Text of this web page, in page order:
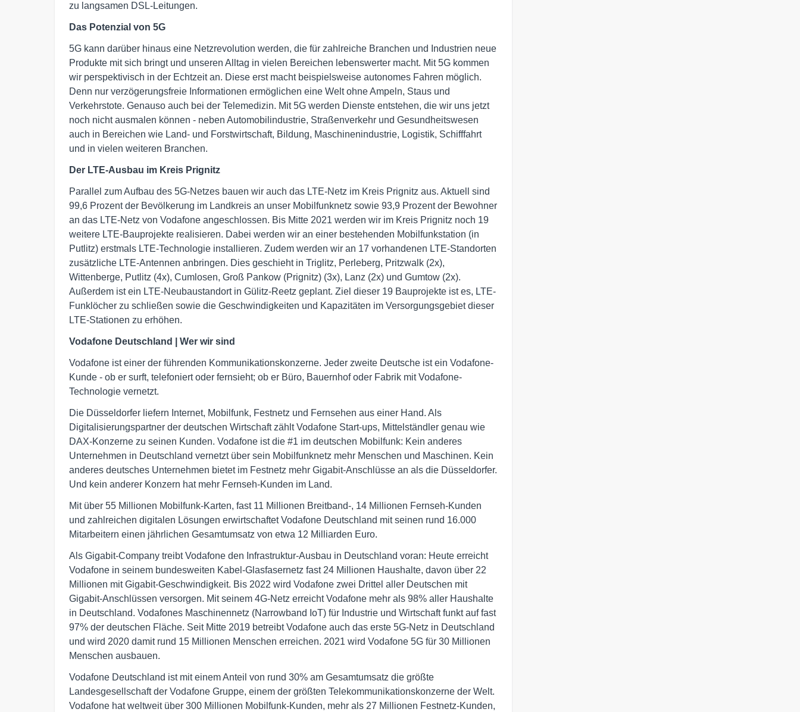
zu langsamen DSL-Leitungen.
Das Potenzial von 5G
5G kann darüber hinaus eine Netzrevolution werden, die für zahlreiche Branchen und Industrien neue
Produkte mit sich bringt und unseren Alltag in vielen Bereichen lebenswerter macht. Mit 5G kommen
wir perspektivisch in der Echtzeit an. Diese erst macht beispielsweise autonomes Fahren möglich.
Denn nur verzögerungsfreie Informationen ermöglichen eine Welt ohne Ampeln, Staus und
Verkehrstote. Genauso auch bei der Telemedizin. Mit 5G werden Dienste entstehen, die wir uns jetzt
noch nicht ausmalen können - neben Automobilindustrie, Straßenverkehr und Gesundheitswesen
auch in Bereichen wie Land- und Forstwirtschaft, Bildung, Maschinenindustrie, Logistik, Schifffahrt
und in vielen weiteren Branchen.
Der LTE-Ausbau im Kreis Prignitz
Parallel zum Aufbau des 5G-Netzes bauen wir auch das LTE-Netz im Kreis Prignitz aus. Aktuell sind
99,6 Prozent der Bevölkerung im Landkreis an unser Mobilfunknetz sowie 93,9 Prozent der Bewohner
an das LTE-Netz von Vodafone angeschlossen. Bis Mitte 2021 werden wir im Kreis Prignitz noch 19
weitere LTE-Bauprojekte realisieren. Dabei werden wir an einer bestehenden Mobilfunkstation (in
Putlitz) erstmals LTE-Technologie installieren. Zudem werden wir an 17 vorhandenen LTE-Standorten
zusätzliche LTE-Antennen anbringen. Dies geschieht in Triglitz, Perleberg, Pritzwalk (2x),
Wittenberge, Putlitz (4x), Cumlosen, Groß Pankow (Prignitz) (3x), Lanz (2x) und Gumtow (2x).
Außerdem ist ein LTE-Neubaustandort in Gülitz-Reetz geplant. Ziel dieser 19 Bauprojekte ist es, LTE-
Funklöcher zu schließen sowie die Geschwindigkeiten und Kapazitäten im Versorgungsgebiet dieser
LTE-Stationen zu erhöhen.
Vodafone Deutschland | Wer wir sind
Vodafone ist einer der führenden Kommunikationskonzerne. Jeder zweite Deutsche ist ein Vodafone-
Kunde - ob er surft, telefoniert oder fernsieht; ob er Büro, Bauernhof oder Fabrik mit Vodafone-
Technologie vernetzt.
Die Düsseldorfer liefern Internet, Mobilfunk, Festnetz und Fernsehen aus einer Hand. Als
Digitalisierungspartner der deutschen Wirtschaft zählt Vodafone Start-ups, Mittelständler genau wie
DAX-Konzerne zu seinen Kunden. Vodafone ist die #1 im deutschen Mobilfunk: Kein anderes
Unternehmen in Deutschland vernetzt über sein Mobilfunknetz mehr Menschen und Maschinen. Kein
anderes deutsches Unternehmen bietet im Festnetz mehr Gigabit-Anschlüsse an als die Düsseldorfer.
Und kein anderer Konzern hat mehr Fernseh-Kunden im Land.
Mit über 55 Millionen Mobilfunk-Karten, fast 11 Millionen Breitband-, 14 Millionen Fernseh-Kunden
und zahlreichen digitalen Lösungen erwirtschaftet Vodafone Deutschland mit seinen rund 16.000
Mitarbeitern einen jährlichen Gesamtumsatz von etwa 12 Milliarden Euro.
Als Gigabit-Company treibt Vodafone den Infrastruktur-Ausbau in Deutschland voran: Heute erreicht
Vodafone in seinem bundesweiten Kabel-Glasfasernetz fast 24 Millionen Haushalte, davon über 22
Millionen mit Gigabit-Geschwindigkeit. Bis 2022 wird Vodafone zwei Drittel aller Deutschen mit
Gigabit-Anschlüssen versorgen. Mit seinem 4G-Netz erreicht Vodafone mehr als 98% aller Haushalte
in Deutschland. Vodafones Maschinennetz (Narrowband IoT) für Industrie und Wirtschaft funkt auf fast
97% der deutschen Fläche. Seit Mitte 2019 betreibt Vodafone auch das erste 5G-Netz in Deutschland
und wird 2020 damit rund 15 Millionen Menschen erreichen. 2021 wird Vodafone 5G für 30 Millionen
Menschen ausbauen.
Vodafone Deutschland ist mit einem Anteil von rund 30% am Gesamtumsatz die größte
Landesgesellschaft der Vodafone Gruppe, einem der größten Telekommunikationskonzerne der Welt.
Vodafone hat weltweit über 300 Millionen Mobilfunk-Kunden, mehr als 27 Millionen Festnetz-Kunden,